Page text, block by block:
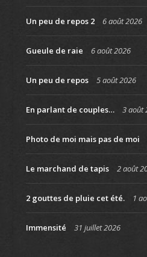
Un peu de repos 2 6 août 2026
Gueule de raie 6 août 2026
Un peu de repos 5 août 2026
En parlant de couples… 3 août
Photo de moi mais pas de moi
Le marchand de tapis 2 août
2 gouttes de pluie cet été. 1
Immensité 31 juillet 2026